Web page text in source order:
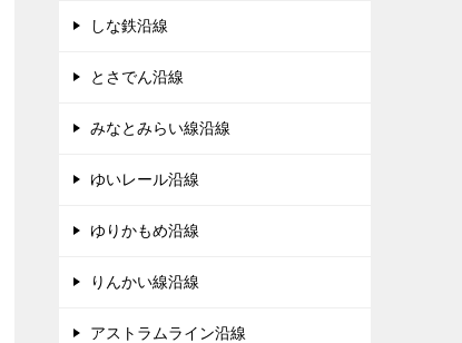
しな鉄沿線
とさでん沿線
みなとみらい線沿線
ゆいレール沿線
ゆりかもめ沿線
りんかい線沿線
アストラムライン沿線